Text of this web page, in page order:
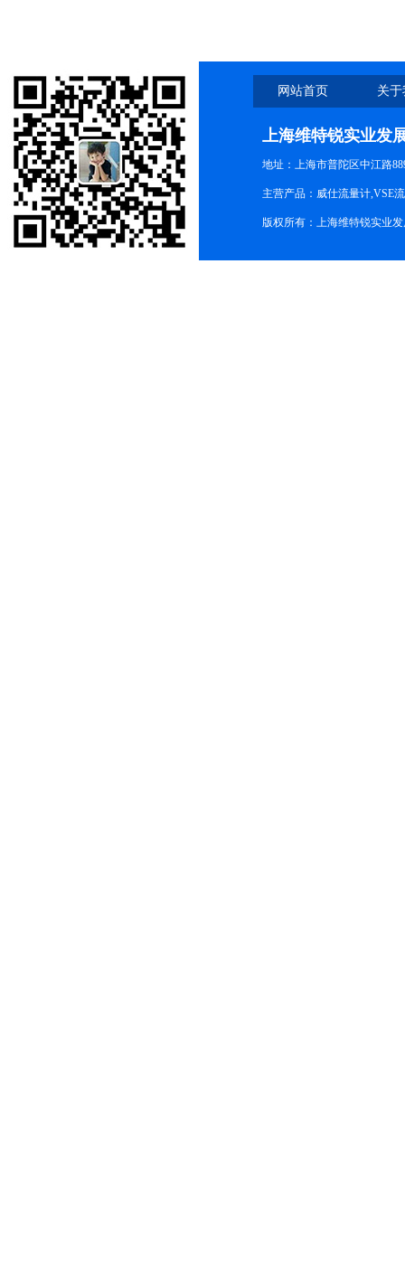
网站首页 关
上海维特锐实业发
地址：上海市普陀区中江路
主营产品：威仕流量计,VSE
版权所有：上海维特锐实业